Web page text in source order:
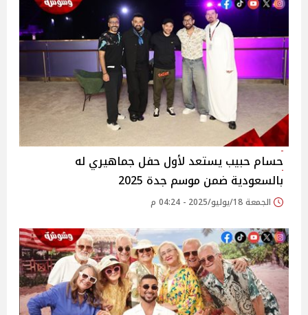
حسام حبيب يستعد لأول حفل جماهيري له
بالسعودية ضمن موسم جدة 2025‎
الجمعة 18/يوليو/2025 - 04:24 م